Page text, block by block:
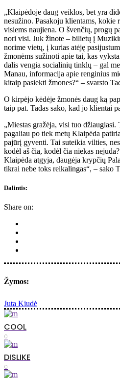
„Klaipėdoje daug veiklos, bet yra
nesužino. Pasakoju klientams, kokie
visiems naujiena. O švenčių, progų
nori visi. Juk žinote – bilietų į
norime vietų, į kurias atėję
žmonėms sužinoti apie tai, kas
dalis vengia socialinių tinklų – gal
Manau, informacija apie renginius
kitaip pasiekti žmones?“ – svarsto
O kirpėjo kėdėje žmonės daug ką
taip pat. Tadas sako, kad jo klientai
„Miestas gražėja, visi tuo
pagaliau po tiek metų Klaipėda
pajūrį gyventi. Tai suteikia vilties,
kodėl aš čia, kodėl čia niekas
Klaipėda atgyja, daugėja krypčių
tikrai nebe toks reikalingas“, – sako
Dalintis:
Share on:
Žymos:
Juta Kiudė
COOL
0
DISLIKE
0